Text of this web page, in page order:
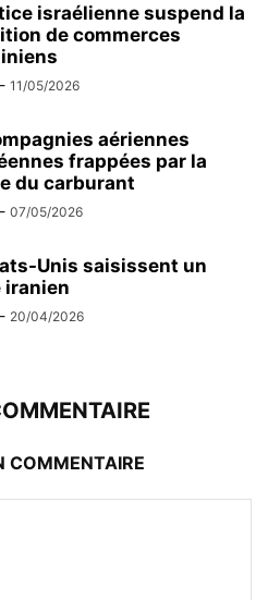
israélienne suspend la
de commerces
- 11/05/2026
aériennes
frappées par la
du carburant
- 07/05/2026
Unis saisissent un
iranien
- 20/04/2026
COMMENTAIRE